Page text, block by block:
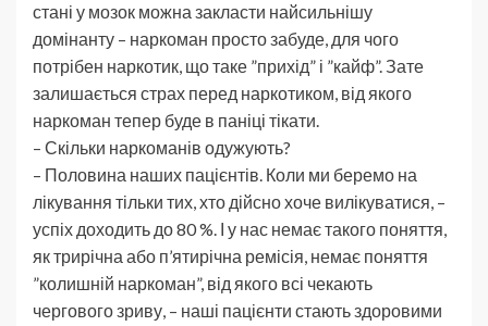
стані у мозок можна закласти найсильнішу
домінанту – наркоман просто забуде, для чого
потрібен наркотик, що таке ”прихід” і ”кайф”. Зате
залишається страх перед наркотиком, від якого
наркоман тепер буде в паніці тікати.
– Скільки наркоманів одужують?
– Половина наших пацієнтів. Коли ми беремо на
лікування тільки тих, хто дійсно хоче вилікуватися, –
успіх доходить до 80 %. І у нас немає такого поняття,
як трирічна або п’ятирічна ремісія, немає поняття
”колишній наркоман”, від якого всі чекають
чергового зриву, – наші пацієнти стають здоровими